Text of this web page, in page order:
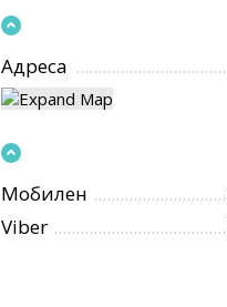
Адреса
Мобилен
Viber